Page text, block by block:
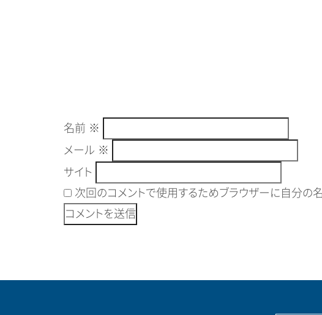
名前 ※
メール ※
サイト
次回のコメントで使用するためブラウザーに自分の名